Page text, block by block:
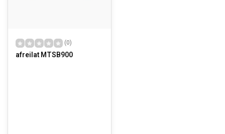
(0)
afreilat MTSB900